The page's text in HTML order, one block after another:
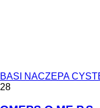
BASI NACZEPA
28